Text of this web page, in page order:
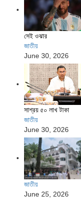
সেই ওঝার
জাতীয়
June 30, 2026
সাশ্রয় ৫০ লাখ টাকা
জাতীয়
June 30, 2026
জাতীয়
June 25, 2026